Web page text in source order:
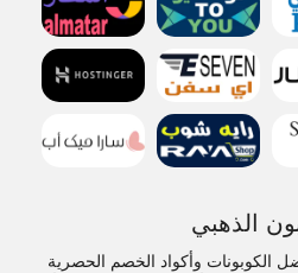
الذهبي
الكوبونات وأكواد الخصم الحصرية